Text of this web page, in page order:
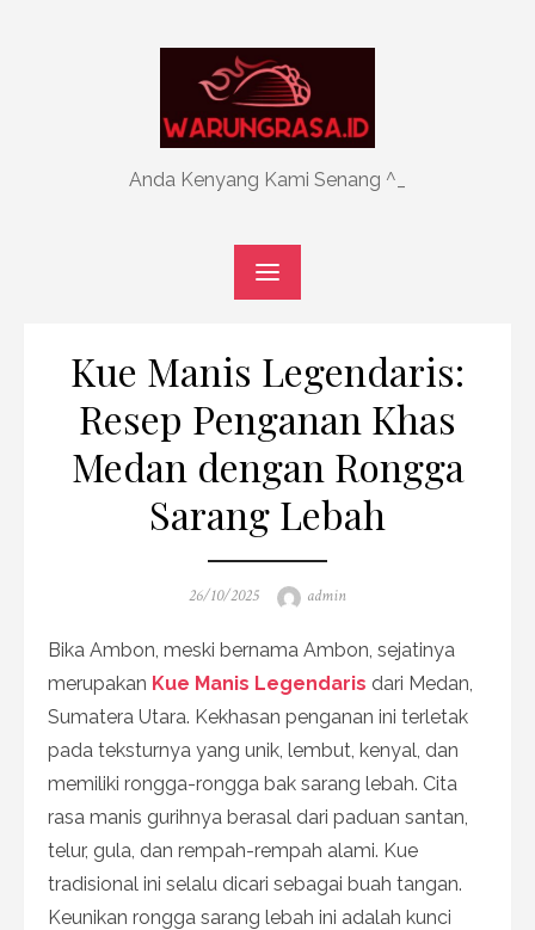
Anda Kenyang Kami Senang ^_
Kue Manis Legendaris:
Resep Penganan Khas
Medan dengan Rongga
Sarang Lebah
Posted
26/10/2025 Author
admin
Bika Ambon, meski bernama Ambon, sejatinya
merupakan Kue Manis Legendaris dari Medan,
Sumatera Utara. Kekhasan penganan ini terletak
pada teksturnya yang unik, lembut, kenyal, dan
memiliki rongga-rongga bak sarang lebah. Cita
rasa manis gurihnya berasal dari paduan santan,
telur, gula, dan rempah-rempah alami. Kue
tradisional ini selalu dicari sebagai buah tangan.
Keunikan rongga sarang lebah ini adalah kunci